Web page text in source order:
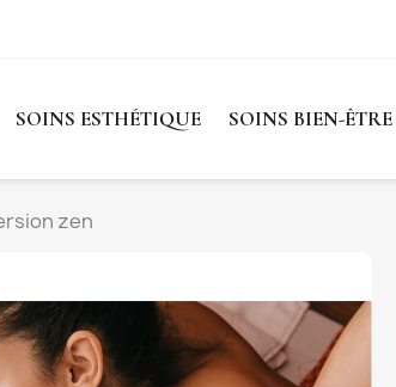
SOINS ESTHÉTIQUE SOINS BIEN-ÊTRE
zen